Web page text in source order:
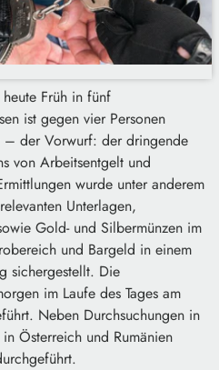
Früh in fünf
ist gegen vier Personen
– der Vorwurf: der dringende
von Arbeitsentgelt und
wurde unter anderem
Unterlagen,
Gold- und Silbermünzen im
und Bargeld in einem
sichergestellt. Die
im Laufe des Tages am
Neben Durchsuchungen in
Österreich und Rumänien